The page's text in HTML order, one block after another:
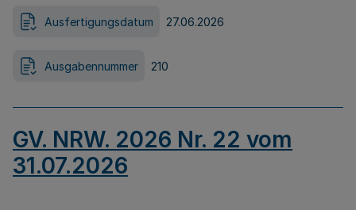
Ausfertigungsdatum 27.06.2026
Ausgabennummer 210
GV. NRW. 2026 Nr. 22 vom
31.07.2026